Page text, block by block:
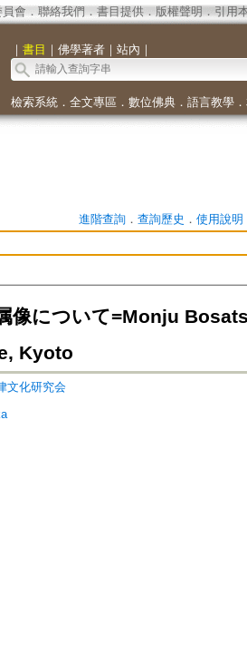
員會． 聯絡我們 ． 書目提供． 版權聲明 ． 引用
｜ 書目 ｜ 佛學著者｜ 站內 ｜
檢索系統． 全文專區 ． 數位佛典． 語言教學．
進階查詢． 查詢歷史 ． 使用說明
像について=Monju
Kyoto
文化研究会